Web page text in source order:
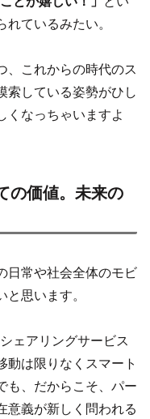
ているみたい。
、これからの時代のス
索している姿勢がひし
くなっちゃいますよ
の価値。未来の
日常や社会全体のモビ
思います。
ェアリングサービス
動は限りなくスマート
も、だからこそ、パー
意義が新しく問われる